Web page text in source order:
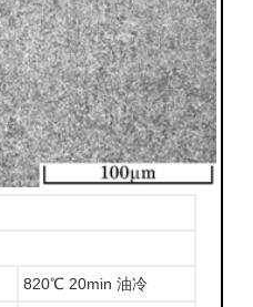
820℃ 20min 油冷